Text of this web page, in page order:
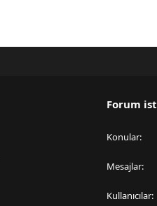
Forum
Konular
Mesajlar
Kullanıcılar